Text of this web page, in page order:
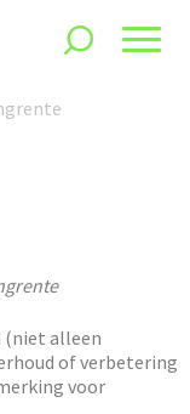
(niet alleen
of verbetering
voor